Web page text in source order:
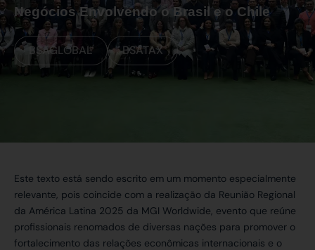
Negócios Envolvendo o Brasil e o Chile
⁠BSAGLOBAL BSATAX
Este texto está sendo escrito em um momento especialmente
relevante, pois coincide com a realização da Reunião Regional
da América Latina 2025 da MGI Worldwide, evento que reúne
profissionais renomados de diversas nações para promover o
fortalecimento das relações econômicas internacionais e o